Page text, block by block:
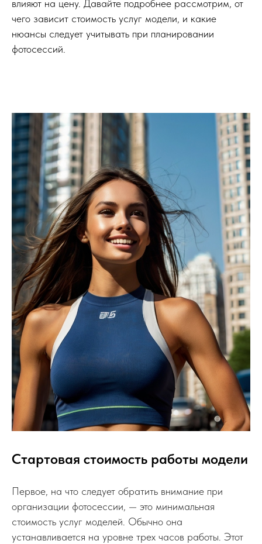
влияют на цену. Давайте подробнее рассмотрим, от
чего зависит стоимость услуг модели, и какие
нюансы следует учитывать при планировании
фотосессий.
Стартовая стоимость работы модели
Первое, на что следует обратить внимание при
организации фотосессии, — это минимальная
стоимость услуг моделей. Обычно она
устанавливается на уровне трех часов работы. Этот